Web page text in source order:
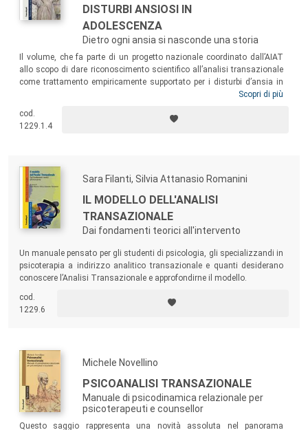
DISTURBI ANSIOSI IN
ADOLESCENZA
Dietro ogni ansia si nasconde una storia
Il volume, che fa parte di un progetto nazionale coordinato dall’AIAT
allo scopo di dare riconoscimento scientifico all’analisi transazionale
come trattamento empiricamente supportato per i disturbi d’ansia in
adolescenza, presenta un lavoro corale realizzato da psicoterapeuti,
Analysts for Childhood and Adolescence) e permette un confronto,
trasparente e immediato, sul tema con la letteratura scientifica
Scopri di più
cod.
1229.1.4
Sara Filanti, Silvia Attanasio Romanini
IL MODELLO DELL'ANALISI
TRANSAZIONALE
Dai fondamenti teorici all'intervento
Un manuale pensato per gli studenti di psicologia, gli specializzandi in
psicoterapia a indirizzo analitico transazionale e quanti desiderano
conoscere l’Analisi Transazionale e approfondirne il modello.
cod.
1229.6
Michele Novellino
PSICOANALISI TRANSAZIONALE
Manuale di psicodinamica relazionale per
psicoterapeuti e counsellor
Questo saggio rappresenta una novità assoluta nel panorama